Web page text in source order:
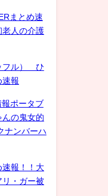
まとめ速
老人の介護
フル） ひ
速報
ポータブ
んの鬼女的
ナンバーハ
速報！！大
・ガー被